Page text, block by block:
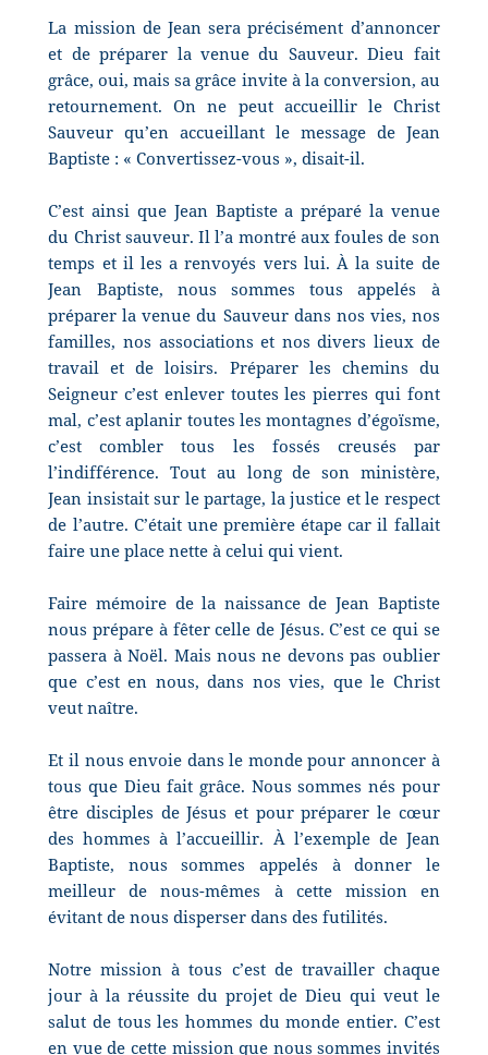
La mission de Jean sera précisément d’annoncer
et de préparer la venue du Sauveur. Dieu fait
grâce, oui, mais sa grâce invite à la conversion, au
retournement. On ne peut accueillir le Christ
Sauveur qu’en accueillant le message de Jean
Baptiste : « Convertissez-vous », disait-il.
C’est ainsi que Jean Baptiste a préparé la venue
du Christ sauveur. Il l’a montré aux foules de son
temps et il les a renvoyés vers lui. À la suite de
Jean Baptiste, nous sommes tous appelés à
préparer la venue du Sauveur dans nos vies, nos
familles, nos associations et nos divers lieux de
travail et de loisirs. Préparer les chemins du
Seigneur c’est enlever toutes les pierres qui font
mal, c’est aplanir toutes les montagnes d’égoïsme,
c’est combler tous les fossés creusés par
l’indifférence. Tout au long de son ministère,
Jean insistait sur le partage, la justice et le respect
de l’autre. C’était une première étape car il fallait
faire une place nette à celui qui vient.
Faire mémoire de la naissance de Jean Baptiste
nous prépare à fêter celle de Jésus. C’est ce qui se
passera à Noël. Mais nous ne devons pas oublier
que c’est en nous, dans nos vies, que le Christ
veut naître.
Et il nous envoie dans le monde pour annoncer à
tous que Dieu fait grâce. Nous sommes nés pour
être disciples de Jésus et pour préparer le cœur
des hommes à l’accueillir. À l’exemple de Jean
Baptiste, nous sommes appelés à donner le
meilleur de nous-mêmes à cette mission en
évitant de nous disperser dans des futilités.
Notre mission à tous c’est de travailler chaque
jour à la réussite du projet de Dieu qui veut le
salut de tous les hommes du monde entier. C’est
en vue de cette mission que nous sommes invités